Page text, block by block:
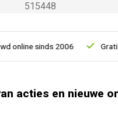
515448
sinds 2006 Gratis
acties en nieuwe